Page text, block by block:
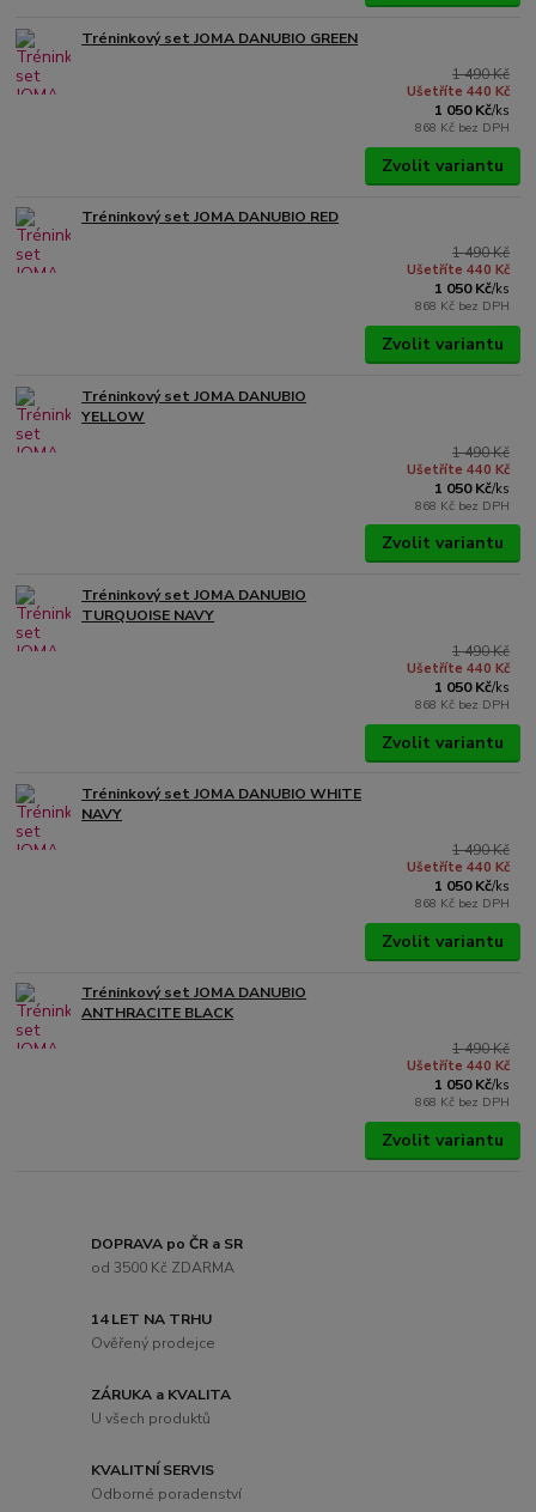
Tréninkový set JOMA DANUBIO GREEN
1 490 Kč
Ušetříte 440 Kč
1 050 Kč/ks
868 Kč bez DPH
Zvolit variantu
Tréninkový set JOMA DANUBIO RED
1 490 Kč
Ušetříte 440 Kč
1 050 Kč/ks
868 Kč bez DPH
Zvolit variantu
Tréninkový set JOMA DANUBIO
YELLOW
1 490 Kč
Ušetříte 440 Kč
1 050 Kč/ks
868 Kč bez DPH
Zvolit variantu
Tréninkový set JOMA DANUBIO
TURQUOISE NAVY
1 490 Kč
Ušetříte 440 Kč
1 050 Kč/ks
868 Kč bez DPH
Zvolit variantu
Tréninkový set JOMA DANUBIO WHITE
NAVY
1 490 Kč
Ušetříte 440 Kč
1 050 Kč/ks
868 Kč bez DPH
Zvolit variantu
Tréninkový set JOMA DANUBIO
ANTHRACITE BLACK
1 490 Kč
Ušetříte 440 Kč
1 050 Kč/ks
868 Kč bez DPH
Zvolit variantu
DOPRAVA po ČR a SR
od 3500 Kč ZDARMA
14 LET NA TRHU
Ověřený prodejce
ZÁRUKA a KVALITA
U všech produktů
KVALITNÍ SERVIS
Odborné poradenství